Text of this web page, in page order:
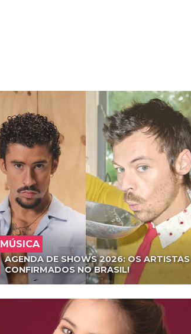
MÚSICA
AGENDA DE SHOWS 2026: OS
CONFIRMADOS NO BRASIL!